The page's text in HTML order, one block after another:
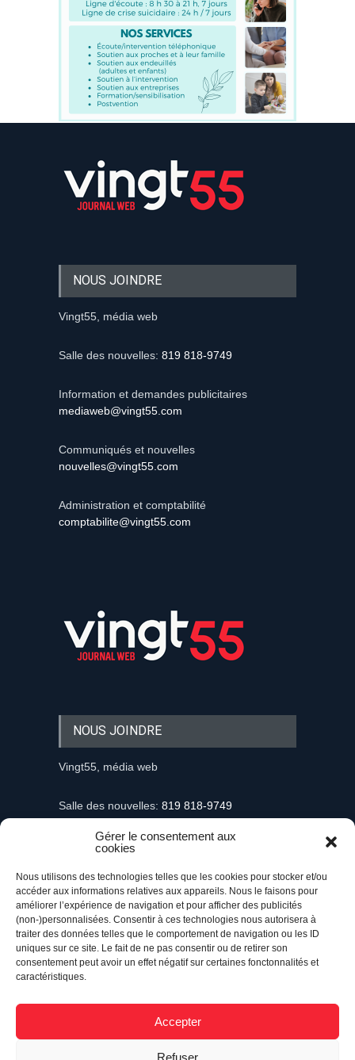
Gérer le consentement aux
cookies
Nous utilisons des technologies telles que les cookies pour stocker et/ou
accéder aux informations relatives aux appareils. Nous le faisons pour
améliorer l’expérience de navigation et pour afficher des publicités
(non-)personnalisées. Consentir à ces technologies nous autorisera à
traiter des données telles que le comportement de navigation ou les ID
uniques sur ce site. Le fait de ne pas consentir ou de retirer son
consentement peut avoir un effet négatif sur certaines fonctonnalités et
caractéristiques.
Accepter
Refuser
NOUS JOINDRE
Vingt55, média web
Salle des nouvelles: 819 818-9749
Information et demandes publicitaires
mediaweb@vingt55.com
Communiqués et nouvelles
nouvelles@vingt55.com
Administration et comptabilité
comptabilite@vingt55.com
NOUS JOINDRE
Vingt55, média web
Salle des nouvelles: 819 818-9749
Information et demandes publicitaires
Communiqués et nouvelles
nouvelles@vingt55.com
Administration et comptabilité
comptabilite@vingt55.com
Propulsé par Versom VR